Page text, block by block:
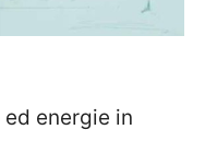
energie in